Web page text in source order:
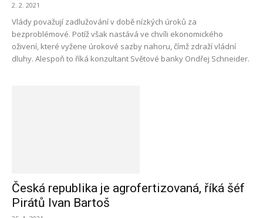
2. 2. 2021
Vlády považují zadlužování v době nízkých úroků za
bezproblémové. Potíž však nastává ve chvíli ekonomického
oživení, které vyžene úrokové sazby nahoru, čímž zdraží vládní
dluhy. Alespoň to říká konzultant Světové banky Ondřej Schneider.
Česká republika je agrofertizovaná, říká šéf
Pirátů Ivan Bartoš